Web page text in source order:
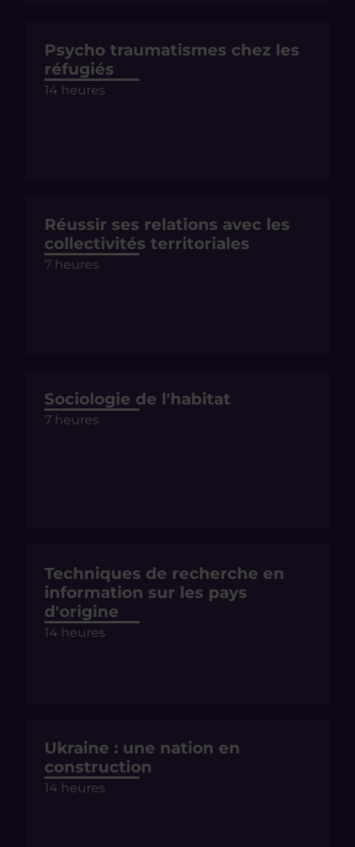
Psycho traumatismes chez les
réfugiés
14 heures
Réussir ses relations avec les
collectivités territoriales
7 heures
Sociologie de l'habitat
7 heures
Techniques de recherche en
information sur les pays
d'origine
14 heures
Ukraine : une nation en
construction
14 heures